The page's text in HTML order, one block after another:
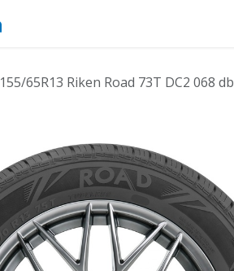
155/65R13 Riken Road 73T DC2 068 db